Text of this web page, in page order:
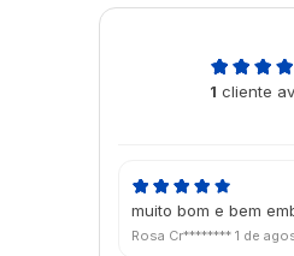
1 cliente
muito bom e bem
Rosa Cr******** 1 de